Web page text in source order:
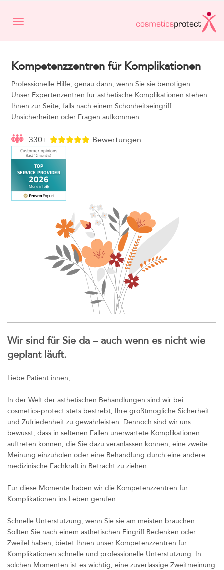
Toggle navigation
Kompetenzzentren für Komplikationen
Professionelle Hilfe, genau dann, wenn Sie sie benötigen:
Unser Expertenzentren für ästhetische Komplikationen stehen
Ihnen zur Seite, falls nach einem Schönheitseingriff
Unsicherheiten oder Fragen aufkommen.
330+ Bewertungen
Wir sind für Sie da – auch wenn es nicht wie
geplant läuft.
Liebe Patient:innen,
In der Welt der ästhetischen Behandlungen sind wir bei
cosmetics-protect stets bestrebt, Ihre größtmögliche Sicherheit
und Zufriedenheit zu gewährleisten. Dennoch sind wir uns
bewusst, dass in seltenen Fällen unerwartete Komplikationen
auftreten können, die Sie dazu veranlassen können, eine zweite
Meinung einzuholen oder eine Behandlung durch eine andere
medizinische Fachkraft in Betracht zu ziehen.
Für diese Momente haben wir die Kompetenzzentren für
Komplikationen ins Leben gerufen.
Schnelle Unterstützung, wenn Sie sie am meisten brauchen
Sollten Sie nach einem ästhetischen Eingriff Bedenken oder
Zweifel haben, bietet Ihnen unser Kompetenzzentren für
Komplikationen schnelle und professionelle Unterstützung. In
solchen Momenten ist es wichtig, eine zuverlässige Zweitmeinung